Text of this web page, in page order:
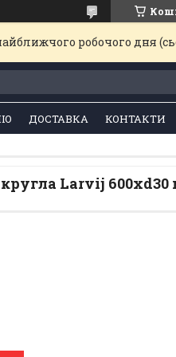
робочого дня
ДОСТАВКА КОНТАКТИ
Larvij